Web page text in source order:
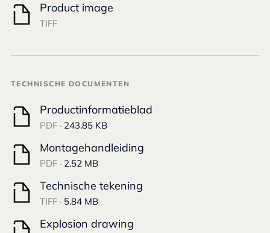
Product image
TIFF
TECHNISCHE DOCUMENTEN
Productinformatieblad
PDF · 243.85 KB
Montagehandleiding
PDF · 2.52 MB
Technische tekening
TIFF · 5.84 MB
Explosion drawing